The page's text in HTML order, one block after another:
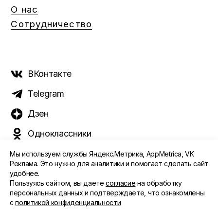
О нас
Сотрудничество
ВКонтакте
Telegram
Дзен
Одноклассники
©️ 2015 - 2026 Интернет-журнал «Морс». Все права
защищены
ПОЛИТИКА ОБРАБОТКИ ПЕРСОНАЛЬНЫХ ДАННЫХ
Мы используем службы Яндекс.Метрика, AppMetrica, VK
Реклама. Это нужно для аналитики и помогает сделать сайт
удобнее.
Пользуясь сайтом, вы даетесогласие на обработку
персональных данных и подтверждаете, что ознакомлены
сполитикой конфиденциальности